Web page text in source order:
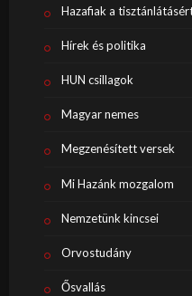
Hazafiak a
Hírek és politika
HUN csillagok
Magyar nemes
Megzenésített versek
Mi Hazánk mozgalom
Nemzetünk kincsei
Orvostudány
Ősvallás